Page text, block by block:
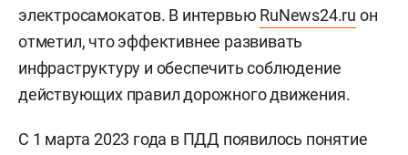
электросамокатов. В интервью RuNews24.ru он
отметил, что эффективнее развивать
инфраструктуру и обеспечить соблюдение
действующих правил дорожного движения.
С 1 марта 2023 года в ПДД появилось понятие